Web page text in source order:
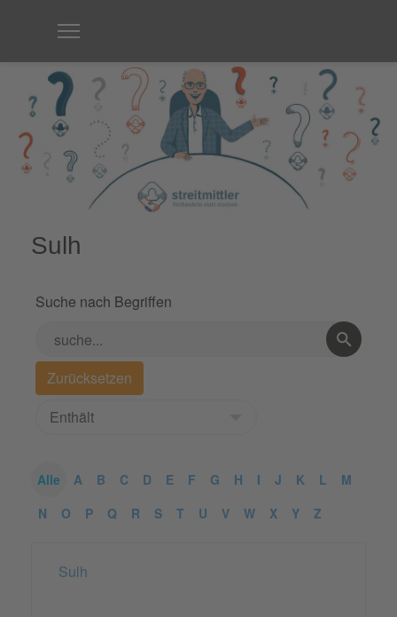
Sulh
Suche nach Begriffen
Alle A B C D E F G H I J K L
M
N
O P Q R S T U V W X Y Z
Sulh